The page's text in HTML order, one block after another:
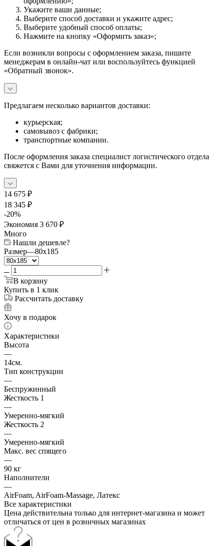
Укажите ваши данные;
Выберите способ доставки и укажите адрес;
Выберите удобный способ оплаты;
Нажмите на кнопку «Оформить заказ»;
Если возникли вопросы с оформлением заказа, пишите
менеджерам в онлайн-чат или воспользуйтесь функцией
«Обратный звонок».
Предлагаем несколько вариантов доставки:
курьерская;
самовывоз с фабрики;
транспортные компании.
После оформления заказа специалист логистического отдела
свяжется с Вами для уточнения информации.
14 675 ₽
18 345 ₽
-20%
Экономия 3 670 ₽
Много
Нашли дешевле?
Размер—80x185
В корзину
Купить в 1 клик
Рассчитать доставку
Хочу в подарок
Характеристики
Высота
—
14см.
Тип конструкции
—
Беспружинный
Жесткость 1
—
Умеренно-мягкий
Жесткость 2
—
Умеренно-мягкий
Макс. вес спящего
—
90 кг
Наполнители
—
AirFoam, AirFoam-Massage, Латекс
Все характеристики
Цена действительна только для интернет-магазина и может
отличаться от цен в розничных магазинах